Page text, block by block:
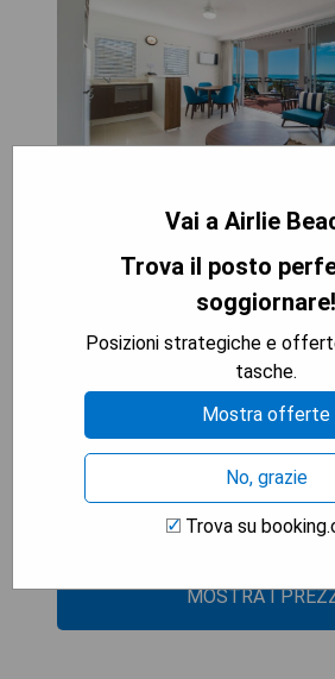
- Posizione panoramica con vista
- Ambienti eleganti e lussuosi
- Personale cordiale e disponibile
- Ampie piscine per il relax
Cons:
- Costi elevati rispetto ad altri
- Connessione Wi-Fi limitata in
MOSTRA I
Vai a Airlie
Trova il posto
soggiornare!
Posizioni strategiche e
tasche.
Mostra offerte
No, grazie
Trova su